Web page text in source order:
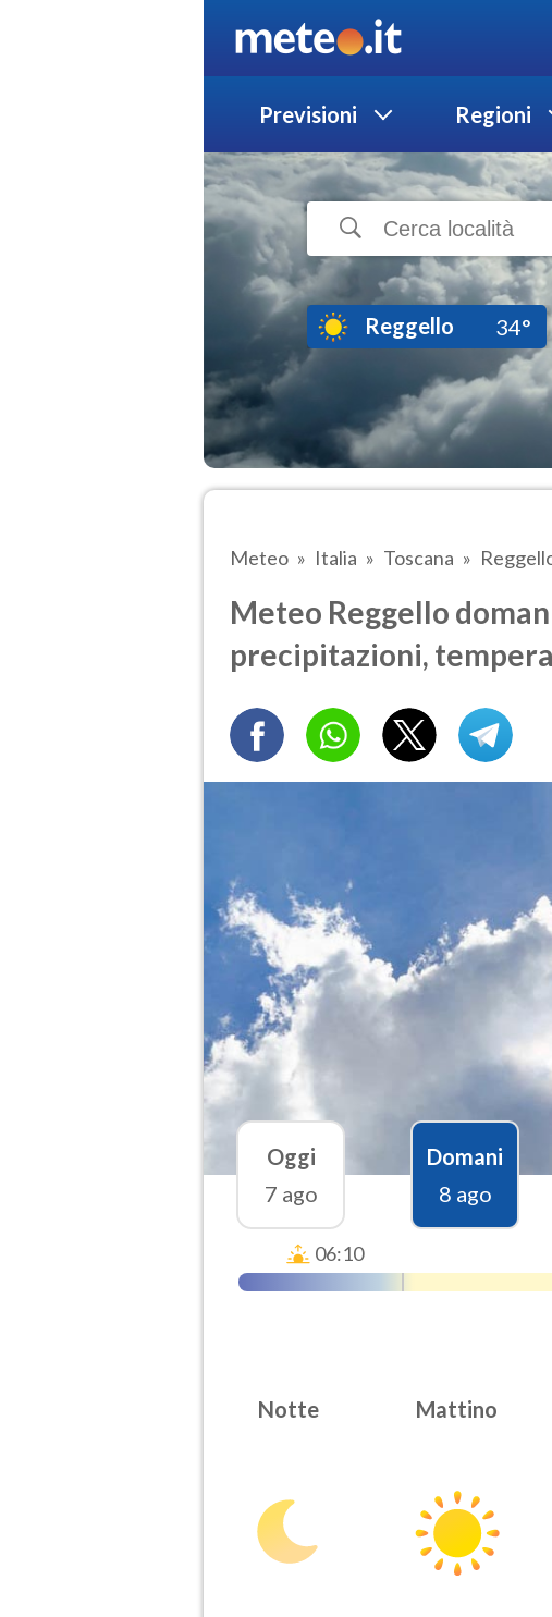
Previsioni Regioni
Reggello 34°
Meteo Italia Toscana
Meteo Reggello
precipitazioni,
Oggi
7 ago
Domani
8 ago
06:10
Notte Mattino